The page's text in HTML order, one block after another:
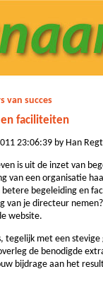
van succes
en faciliteiten
23:06:39 by Han Regt
is uit de inzet van
van een organisatie
begeleiding en
van je directeur
website.
tegelijk met een
de benodigde
bijdrage aan het